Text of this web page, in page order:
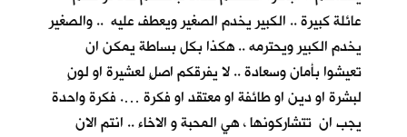
عائلة كبيرة .. الكبير يخدم الصغير ويعطف عليه .. والصغير
يخدم الكبير ويحترمه .. هكذا بكل بساطة يمكن ان
تعيشوا بأمان وسعادة .. لا يفرقكم اصلٍ لعشيرة او لونٍ
لبشرة او دين او طائفة او معتقد او فكرة …. فكرة واحدة
يجب ان تتشاركونها ، هي المحبة و الاخاء .. انتم الان